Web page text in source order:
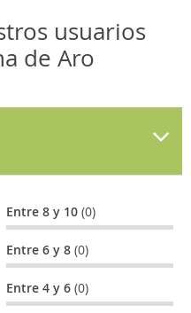
usuarios
de Aro
Entre 8 y 10(0)
Entre 6 y 8(0)
Entre 4 y 6(0)